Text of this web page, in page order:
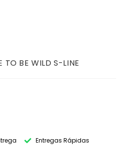
TO BE WILD S-LINE
Entregas Rápidas